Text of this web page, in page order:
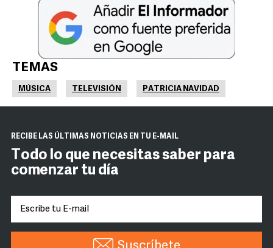
TEMAS
MÚSICA TELEVISIÓN PATRICIA NAVIDAD
RECIBE LAS ÚLTIMAS NOTICIAS EN TU E-MAIL
Todo lo que necesitas saber para
comenzar tu día